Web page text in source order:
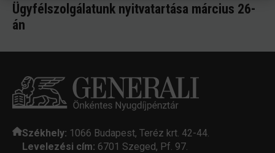
Ügyfélszolgálatunk nyitvatartása március 26-
án
Székhely: 1066 Budapest, Teréz krt. 42-44.
Levelezési cím: 6701 Szeged, Pf. 97.